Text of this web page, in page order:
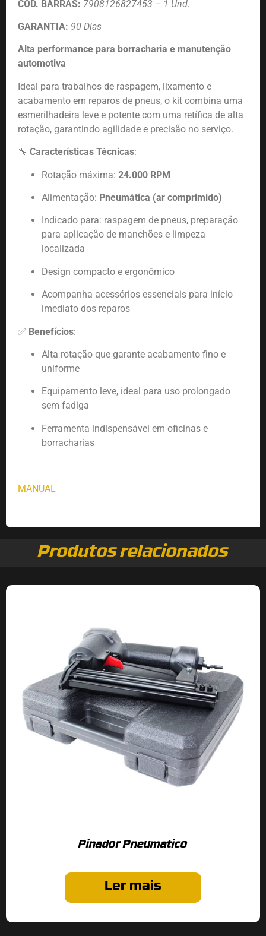
COD. BARRAS: 7908126827453 – 1 Und.
GARANTIA: 90 Dias
Alta performance para borracharia e manutenção
automotiva
Ideal para trabalhos de raspagem, lixamento e
acabamento em reparos de pneus, o kit combina uma
esmerilhadeira leve e potente com uma retífica de alta
rotação, garantindo agilidade e precisão no serviço.
🔧 Características Técnicas:
Rotação máxima: 24.000 RPM
Alimentação: Pneumática (ar comprimido)
Indicado para: raspagem de pneus, preparação
para aplicação de manchões e limpeza
localizada
Design compacto e ergonômico
Acompanha acessórios essenciais para início
imediato dos reparos
✅ Benefícios:
Alta rotação que garante acabamento fino e
uniforme
Equipamento leve, ideal para uso prolongado
sem fadiga
Ferramenta indispensável em oficinas e
borracharias
MANUAL
Produtos relacionados
Pinador Pneumatico
Ler mais